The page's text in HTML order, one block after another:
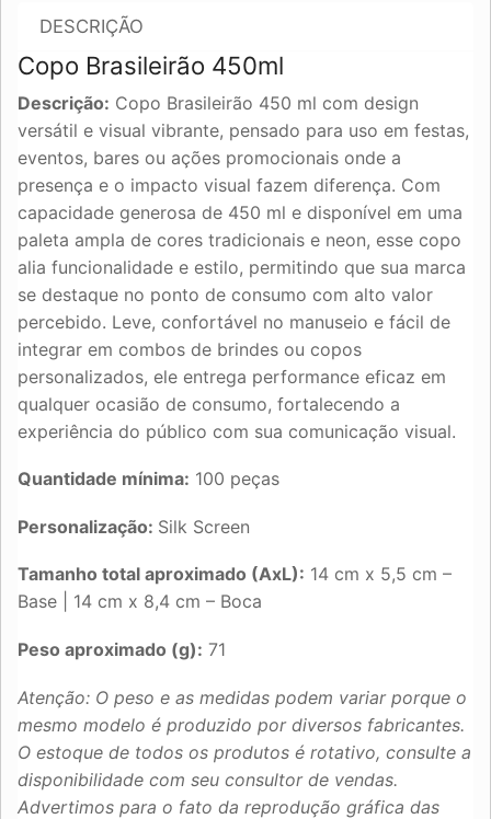
DESCRIÇÃO
Copo Brasileirão 450ml
Descrição: Copo Brasileirão 450 ml com design
versátil e visual vibrante, pensado para uso em festas,
eventos, bares ou ações promocionais onde a
presença e o impacto visual fazem diferença. Com
capacidade generosa de 450 ml e disponível em uma
paleta ampla de cores tradicionais e neon, esse copo
alia funcionalidade e estilo, permitindo que sua marca
se destaque no ponto de consumo com alto valor
percebido. Leve, confortável no manuseio e fácil de
integrar em combos de brindes ou copos
personalizados, ele entrega performance eficaz em
qualquer ocasião de consumo, fortalecendo a
experiência do público com sua comunicação visual.
Quantidade mínima: 100 peças
Personalização: Silk Screen
Tamanho total aproximado (AxL): 14 cm x 5,5 cm –
Base | 14 cm x 8,4 cm – Boca
Peso aproximado (g): 71
Atenção: O peso e as medidas podem variar porque o
mesmo modelo é produzido por diversos fabricantes.
O estoque de todos os produtos é rotativo, consulte a
disponibilidade com seu consultor de vendas.
Advertimos para o fato da reprodução gráfica das